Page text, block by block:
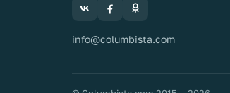
info@columbista.com